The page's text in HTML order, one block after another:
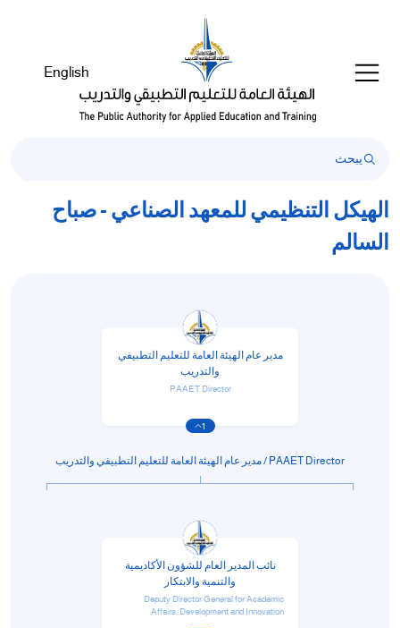
English
الهيكل التنظيمي للمعهد الصناعي - صباح
السالم
مدير عام الهيئة العامة للتعليم التطبيفي
والتدريب
PAAET Director
1
PAAET Director / مدير عام الهيئة العامة للتعليم التطبيفي والتدريب
نائب المدير العام للشؤون الأكاديمية
والتنمية والابتكار
Deputy Director General for Academic
Affairs, Development and Innovation